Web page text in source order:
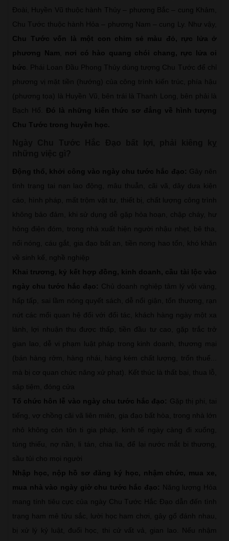
Đoài, Huyền Vũ thuộc hành Thủy – phương Bắc – cung Khảm,
Chu Tước thuộc hành Hỏa – phương Nam – cung Ly. Như vậy,
Chu Tước vốn là một con chim sẻ màu đỏ, rực lửa ở
phương Nam
nơi có hào quang chói chang, rực lửa oi
bức . Phái Loan Đầu Phong Thủy dùng tượng Chu Tước để chỉ
phương vị mặt tiền (hướng) của công trình kiến trúc, phía hậu
(phương tọa) là Huyền Vũ, bên trái là Thanh Long, bên phải là
Bạch Hổ. Đó là những kiến thức sơ đẳng về hình tượng
Chu Tước trong huyền học.
Động thổ, khởi công vào ngày chu tước hắc đạo: Gây nên
tình trạng tai nạn lao động, mâu thuẫn, cãi vã, dây dưa kiện
cáo, hình pháp, mất trộm vật tư, thiết bị, chất lượng công trình
không bảo đảm, khi sử dụng dễ gặp hỏa hoạn, chập cháy, hư
hỏng điện đóm, trong nhà xuất hiện người nhậu nhẹt, bê tha,
nổi nóng, cáu gắt, gia đạo bất an, tiền nong hao tốn, khó khăn
về sinh kế, nghề nghiệp
Khai trương, kỷ kết hợp đồng, kinh doanh, cầu tài lộc vào
ngày chu tước hắc đạo: Chủ doanh nghiệp tâm lý vội vàng,
hấp tấp, sai lầm nóng quyết sách, dễ nổi giận, tổn thương, rạn
nứt các mối quan hệ đối với đối tác, khách hàng ngày một xa
lánh, lợi nhuận thu được thấp, tiền đầu tư cao, gặp trắc trở
gian lao, dễ vi phạm luật pháp trong kinh doanh, thương mại
(bán hàng rởm, hàng nhái, hàng kém chất lượng, trốn thuế...
mà bị cơ quan chức năng xử phạt). Kết thúc là thất bại, thua lỗ,
sập tiệm, đóng cửa
Tổ chức hôn lễ vào ngày chu tước hắc đạo: Gặp thị phi, tai
tiếng, vợ chồng cãi vã liên miên, gia đạo bất hòa, trong nhà lớn
nhỏ không còn tôn ti gia pháp, kinh tế ngày càng đi xuống,
túng thiếu, nợ nần, li tán, chia lìa, để lại nước mắt bi thương,
sầu tủi cho mọi người
Nhập học, nộp hồ sơ đăng ký học, nhậm chức, mua xe,
mua nhà vào ngày giờ chu tước hắc đạo:
Năng lượng Hỏa
mang tính tiêu cực của ngày Chu Tước Hắc Đạo dẫn đến tình
trạng ham mê tửu sắc, lười học ham chơi, gây gổ đánh nhau,
bị xử lý kỷ luật, đuổi học, thi cử vất vả, gian lao. Nếu nhậm